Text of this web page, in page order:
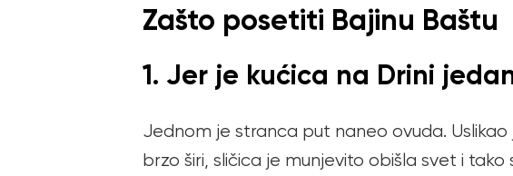
Zašto posetiti Bajinu Baštu
1. Jer je kućica na Drini
Jednom je stranca put naneo ovuda.
brzo širi, sličica je munjevito obišla svet i